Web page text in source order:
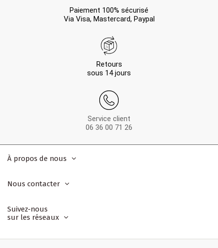
Paiement 100% sécurisé
Via Visa, Mastercard, Paypal
Retours
sous 14 jours
Service client
06 36 00 71 26
À propos de nous
Nous contacter
Suivez-nous
sur les réseaux